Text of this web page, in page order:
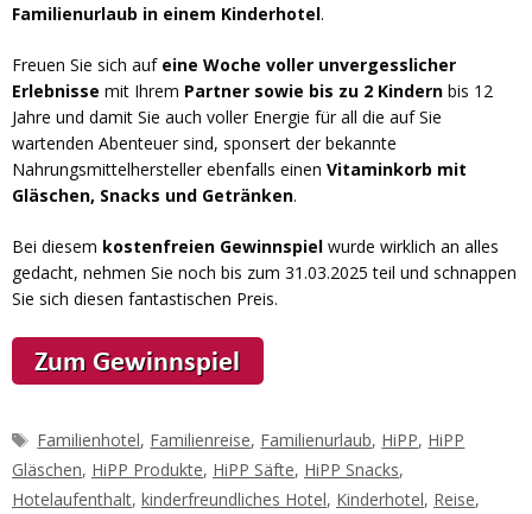
Familienurlaub in einem Kinderhotel.
Freuen Sie sich auf eine Woche voller unvergesslicher
Erlebnisse mit Ihrem Partner sowie bis zu 2 Kindern bis 12
Jahre und damit Sie auch voller Energie für all die auf Sie
wartenden Abenteuer sind, sponsert der bekannte
Nahrungsmittelhersteller ebenfalls einen Vitaminkorb mit
Gläschen, Snacks und Getränken.
Bei diesem kostenfreien Gewinnspiel wurde wirklich an alles
gedacht, nehmen Sie noch bis zum 31.03.2025 teil und schnappen
Sie sich diesen fantastischen Preis.
Schlagwörter
Familienhotel, Familienreise, Familienurlaub, HiPP, HiPP
Gläschen, HiPP Produkte, HiPP Säfte, HiPP Snacks,
Hotelaufenthalt, kinderfreundliches Hotel, Kinderhotel, Reise,